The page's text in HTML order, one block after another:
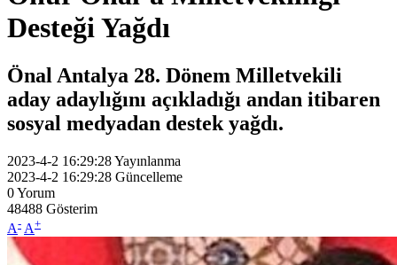
Desteği Yağdı
Önal Antalya 28. Dönem Milletvekili
aday adaylığını açıkladığı andan itibaren
sosyal medyadan destek yağdı.
2023-4-2 16:29:28Yayınlanma
2023-4-2 16:29:28 Güncelleme
0Yorum
48488 Gösterim
A- A+